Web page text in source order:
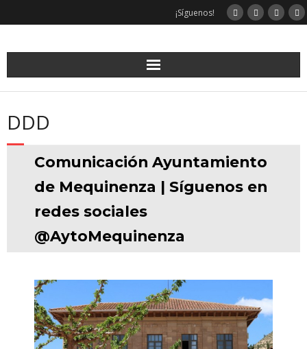
¡Síguenos!
DDD
Comunicación Ayuntamiento
de Mequinenza | Síguenos en
redes sociales
@AytoMequinenza